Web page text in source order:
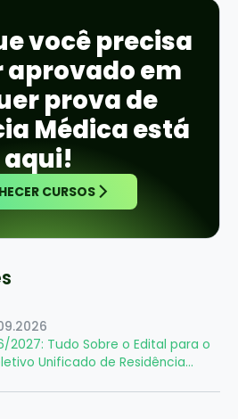
2027: Tudo Sobre o Edital para o
Unificado de Residência
você precisa
aprovado em
prova de
Médica está
aqui!
CURSOS